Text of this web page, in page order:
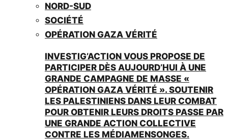
NORD-SUD
SOCIÉTÉ
OPÉRATION GAZA VÉRITÉ
INVESTIG’ACTION VOUS PROPOSE DE
PARTICIPER DÈS AUJOURD’HUI À UNE
GRANDE CAMPAGNE DE MASSE «
OPÉRATION GAZA VÉRITÉ ». SOUTENIR
LES PALESTINIENS DANS LEUR COMBAT
POUR OBTENIR LEURS DROITS PASSE PAR
UNE GRANDE ACTION COLLECTIVE
CONTRE LES MÉDIAMENSONGES.